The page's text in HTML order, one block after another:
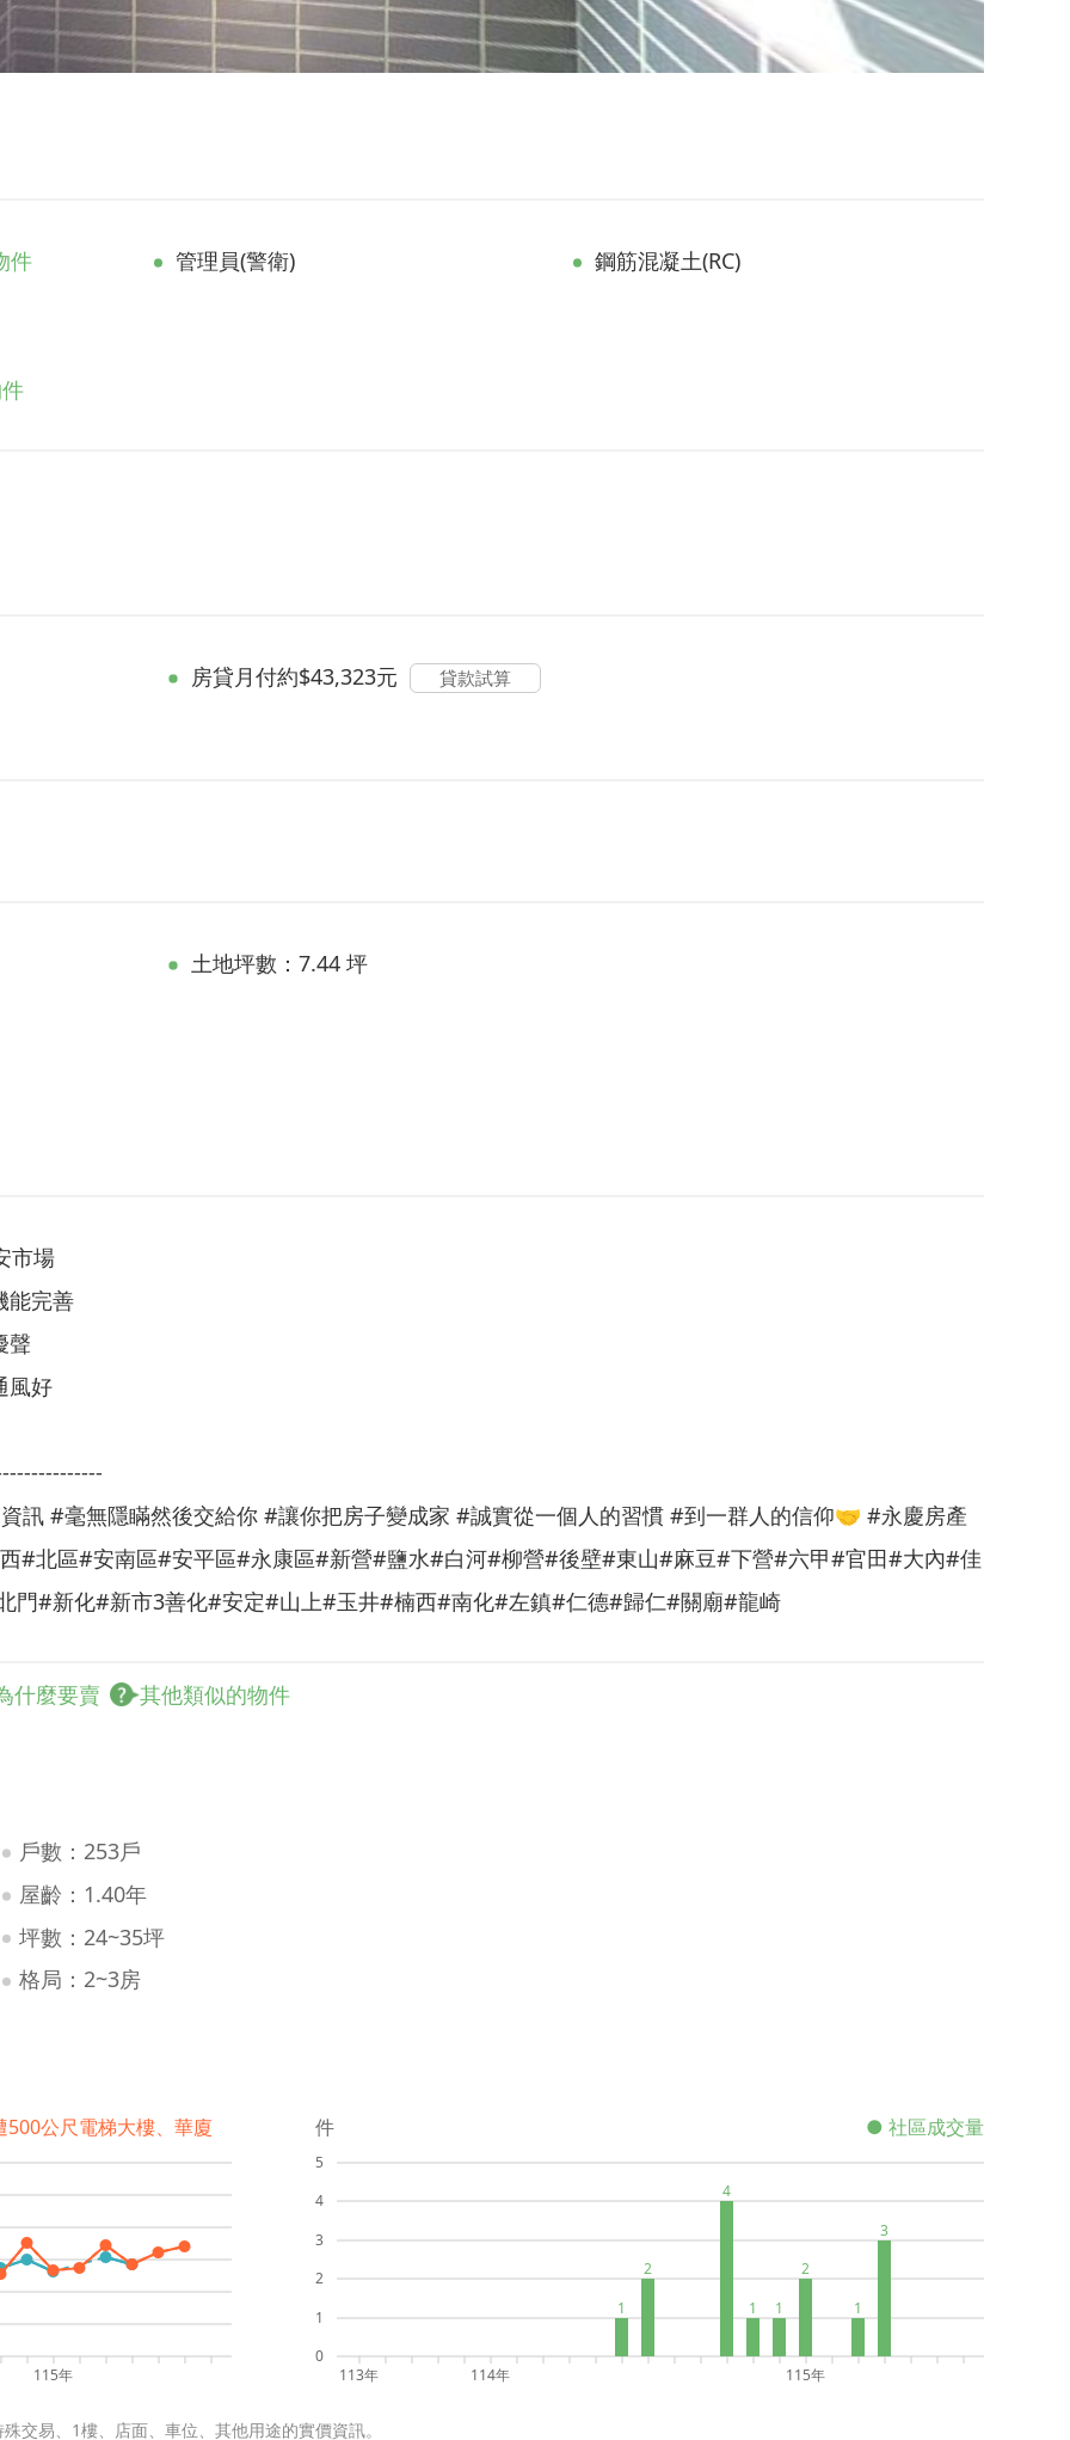
件 管理員(警衛) 鋼筋混凝土(RC)
房貸 月付約$43,323元 貸款試算
土地坪數：7.44 坪
市場
能完善
聲
風好
訊 #毫無隱瞞然後交給你 #讓你把房子變成家 #誠實從一個人的習慣 #到一群人的信仰🤝 #永慶房產
#北區#安南區#安平區#永康區#新營#鹽水#白河#柳營#後壁#東山#麻豆#下營#六甲#官田#大內#佳
門#新化#新市3善化#安定#山上#玉井#楠西#南化#左鎮#仁德#歸仁#關廟#龍崎
什麼要賣 其他類似的物件
戶數：253戶
屋齡：1.40年
坪數：24~35坪
格局：2~3房
公尺電梯大樓、華廈
115年
件 ● 社區成交量
0
1
2
3
4
5
113年 114年 115年
1
2
4
1 1
2
1
3
交易、1樓、店面、車位、其他用途的實價資訊。